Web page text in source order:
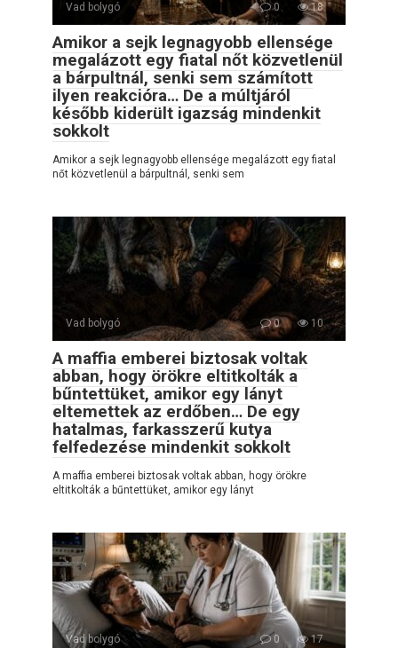
Vad bolygó 0 18
Amikor a sejk legnagyobb ellensége
megalázott egy fiatal nőt közvetlenül
a bárpultnál, senki sem számított
ilyen reakcióra… De a múltjáról
később kiderült igazság mindenkit
sokkolt
Amikor a sejk legnagyobb ellensége megalázott egy fiatal
nőt közvetlenül a bárpultnál, senki sem
Vad bolygó 0 10
A maffia emberei biztosak voltak
abban, hogy örökre eltitkolták a
bűntettüket, amikor egy lányt
eltemettek az erdőben… De egy
hatalmas, farkasszerű kutya
felfedezése mindenkit sokkolt
A maffia emberei biztosak voltak abban, hogy örökre
eltitkolták a bűntettüket, amikor egy lányt
Vad bolygó 0 17